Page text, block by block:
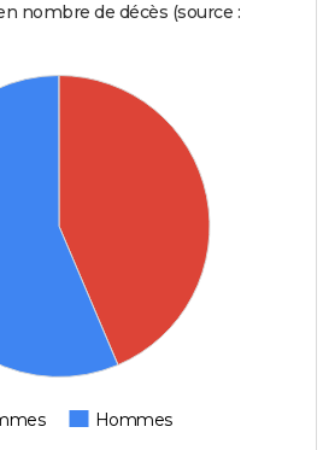
nombre de décès (source :
Hommes